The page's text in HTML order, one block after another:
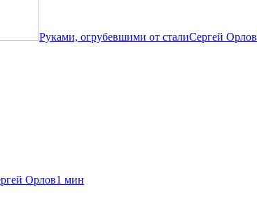
Руками, огрубевшими от сталиСергей Орлов
Орлов1 мин